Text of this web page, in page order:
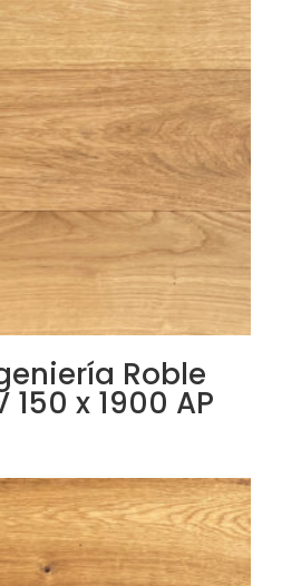
Roble
150 x 1900 AP